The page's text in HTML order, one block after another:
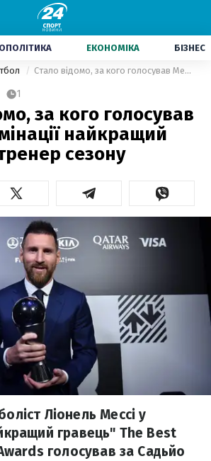
ЕКОНОМІКА БІЗНЕС
Стало відомо, за кого голосував Мессі у номінації найкращий гравець і тренер сезону
1
за кого голосував
найкращий
сезону
Ліонель Мессі у
гравець" The Best
голосував за Садьйо